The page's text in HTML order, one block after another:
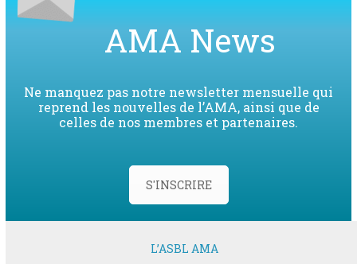
AMA News
Ne manquez pas notre newsletter mensuelle qui
reprend les nouvelles de l’AMA, ainsi que de
celles de nos membres et partenaires.
S'INSCRIRE
L’ASBL AMA